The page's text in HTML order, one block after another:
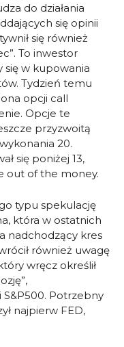
do działania
się opinii
się również
To inwestor
się w kupowania
Tydzień temu
opcji call
Opcje te
przyzwoitą
20.
się poniżej 13,
out of the money.
typu spekulację
która w ostatnich
nadchodzący kres
również uwagę
wręcz określił
S&P500. Potrzebny
najpierw FED,